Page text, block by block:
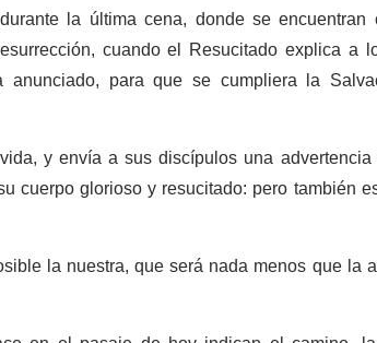
la última cena, donde se
cuando el Resucitado explica a
anunciado, para que se cumpliera la
y envía a sus discípulos una
cuerpo glorioso y resucitado: pero también
la nuestra, que será nada menos que la